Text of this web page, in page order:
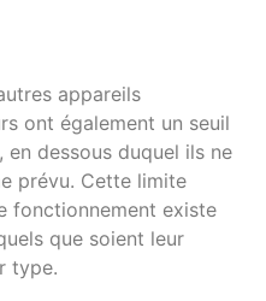
appareils
ont également un seuil
dessous duquel ils ne
prévu. Cette limite
fonctionnement existe
que soient leur
type.